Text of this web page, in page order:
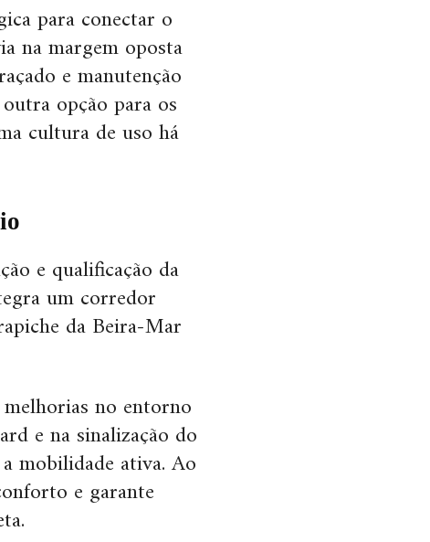
para conectar o
na margem oposta
e manutenção
opção para os
cultura de uso há
e qualificação da
um corredor
da Beira-Mar
no entorno
e na sinalização do
mobilidade ativa. Ao
e garante